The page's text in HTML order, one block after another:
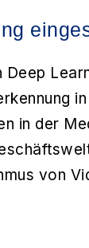
in der
von